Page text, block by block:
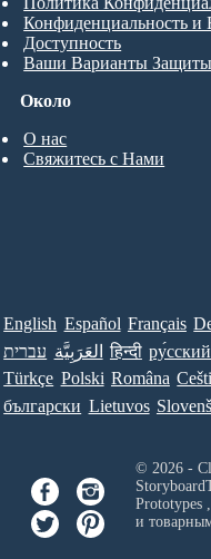
Около
О нас
Свяжитесь с Нами
Конфиденциальность и
Доступность
Ваши Варианты
English Español Français
עברית العَرَبِيَّة हिन्दी
Türkçe Polski Româna
български Lietuvos
© 2026 -
Prototypes
и